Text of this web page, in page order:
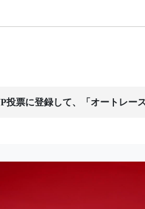
投票に登録して、「オートレー